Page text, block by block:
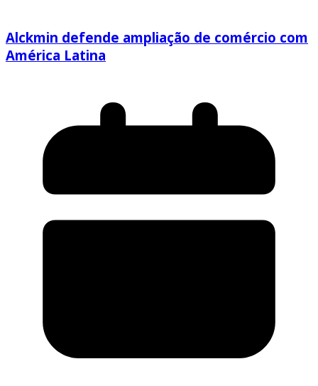
Alckmin defende ampliação de comércio com
América Latina